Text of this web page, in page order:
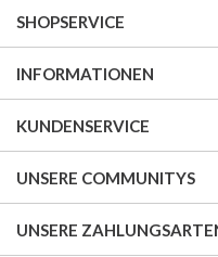
SHOPSERVICE
INFORMATIONEN
KUNDENSERVICE
UNSERE COMMUNITYS
UNSERE